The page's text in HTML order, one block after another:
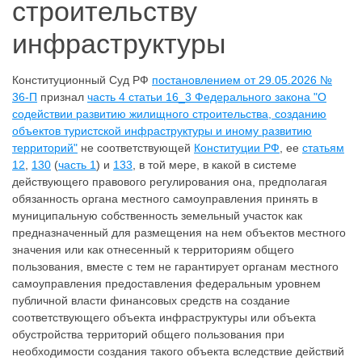
строительству
инфраструктуры
Конституционный Суд РФ постановлением от 29.05.2026 №
36-П признал часть 4 статьи 16_3 Федерального закона "О
содействии развитию жилищного строительства, созданию
объектов туристской инфраструктуры и иному развитию
территорий" не соответствующей Конституции РФ , ее статьям
12
130 (часть 1) и 133 , в той мере, в какой в системе
действующего правового регулирования она, предполагая
обязанность органа местного самоуправления принять в
муниципальную собственность земельный участок как
предназначенный для размещения на нем объектов местного
значения или как отнесенный к территориям общего
пользования, вместе с тем не гарантирует органам местного
самоуправления предоставления федеральным уровнем
публичной власти финансовых средств на создание
соответствующего объекта инфраструктуры или объекта
обустройства территорий общего пользования при
необходимости создания такого объекта вследствие действий